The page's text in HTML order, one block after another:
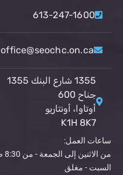
613-247-1600
office@seochc.on.ca
1355 شارع البنك 1355
جناح 600
أوتاوا، أونتاريو
K1H 8K7
ساعات العمل:
من الاثنين إلى الجمعة - من 8:30 صباحاً إلى 4:30 مساءً
السبت - مغلق